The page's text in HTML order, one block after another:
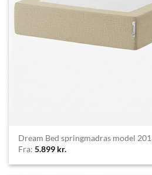
Dream Bed springmadras model
Fra:5.899 kr.